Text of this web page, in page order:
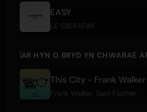
EASY
LE SSERAFIM
AR HYN O BRYD YN CHWARAE
This City - Frank Walker
Frank Walker, Sam Fischer